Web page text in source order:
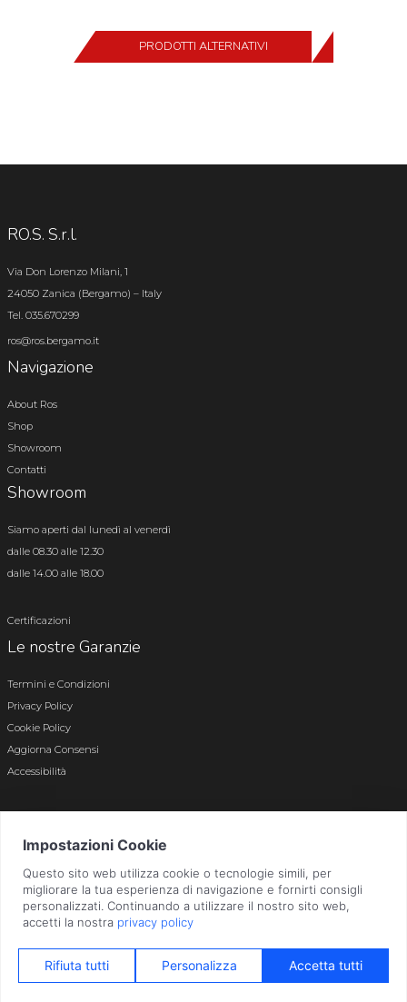
PRODOTTI ALTERNATIVI
RO.S. S.r.l.
Via Don Lorenzo Milani, 1
24050 Zanica (Bergamo) – Italy
Tel. 035.670299
ros@ros.bergamo.it
Navigazione
About Ros
Shop
Showroom
Contatti
Showroom
Siamo aperti dal lunedì al venerdì
dalle 08.30 alle 12.30
dalle 14.00 alle 18.00
Certificazioni
Le nostre Garanzie
Termini e Condizioni
Privacy Policy
Cookie Policy
Aggiorna Consensi
Accessibilità
Bergamo n. 01496180165 · Capitale Sociale i.v. € 800.000,00